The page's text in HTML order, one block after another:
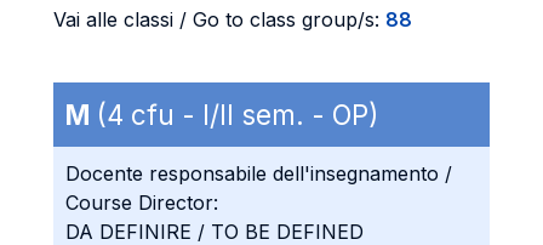
Vai alle classi / Go to class group/s: 88
M (4 cfu - I/II sem. - OP)
Docente responsabile dell'insegnamento /
Course Director:
DA DEFINIRE / TO BE DEFINED